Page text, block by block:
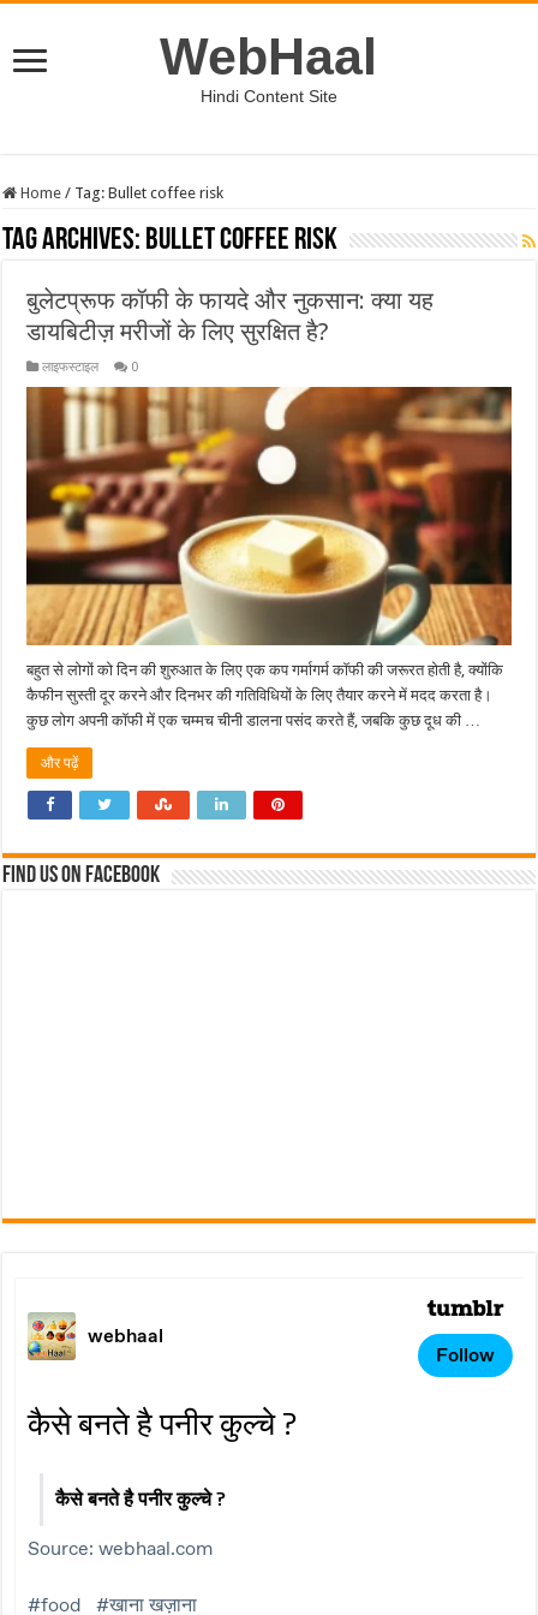
WebHaal
Hindi Content Site
Home / Tag:Bullet coffee risk
Tag Archives: Bullet coffee risk
बुलेटप्रूफ कॉफी के फायदे और नुकसान: क्या यह
डायबिटीज़ मरीजों के लिए सुरक्षित है?
लाइफस्टाइल 0
बहुत से लोगों को दिन की शुरुआत के लिए एक कप गर्मागर्म कॉफी की जरूरत होती है, क्योंकि
कैफीन सुस्ती दूर करने और दिनभर की गतिविधियों के लिए तैयार करने में मदद करता है।
कुछ लोग अपनी कॉफी में एक चम्मच चीनी डालना पसंद करते हैं, जबकि कुछ दूध की …
और पढ़ें
Find us on Facebook